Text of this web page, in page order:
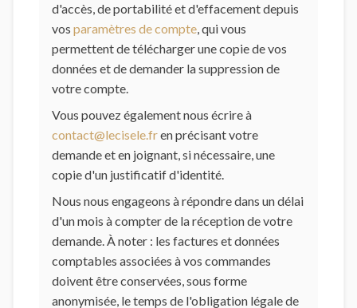
d'accès, de portabilité et d'effacement depuis
vos paramètres de compte, qui vous
permettent de télécharger une copie de vos
données et de demander la suppression de
votre compte.
Vous pouvez également nous écrire à
contact@lecisele.fren précisant votre
demande et en joignant, si nécessaire, une
copie d'un justificatif d'identité.
Nous nous engageons à répondre dans un délai
d'un mois à compter de la réception de votre
demande. À noter : les factures et données
comptables associées à vos commandes
doivent être conservées, sous forme
anonymisée, le temps de l'obligation légale de